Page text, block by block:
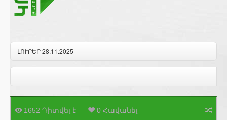
ԼՈՒՐԵՐ 28.11.2025
1652 Դիտվել է 0 Հավանել